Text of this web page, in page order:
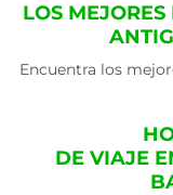
LOS
Encuentra los
DE VIAJE